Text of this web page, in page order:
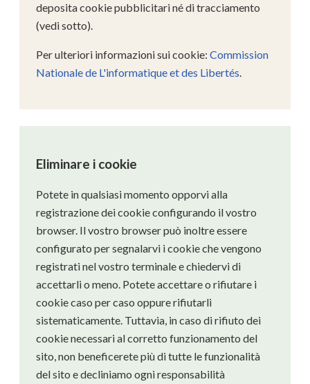
deposita cookie pubblicitari né di tracciamento
(vedi sotto).
Per ulteriori informazioni sui cookie: Commission
Nationale de L'informatique et des Libertés
Eliminare i cookie
Potete in qualsiasi momento opporvi alla
registrazione dei cookie configurando il vostro
browser. Il vostro browser può inoltre essere
configurato per segnalarvi i cookie che vengono
registrati nel vostro terminale e chiedervi di
accettarli o meno. Potete accettare o rifiutare i
cookie caso per caso oppure rifiutarli
sistematicamente. Tuttavia, in caso di rifiuto dei
cookie necessari al corretto funzionamento del
sito, non beneficerete più di tutte le funzionalità
del sito e decliniamo ogni responsabilità